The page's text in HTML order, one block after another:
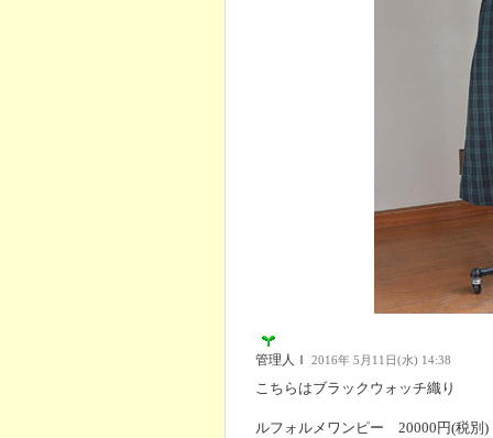
管理人Ｉ 2016年 5月11日(水) 14:38
こちらはブラックウォッチ織り
ルフォルメワンピー 20000円(税別)